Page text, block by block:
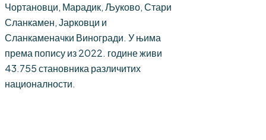
Чортановци, Марадик, Љуково, Стари
Сланкамен, Јарковци и
Сланкаменачки Виногради. У њима
према попису из 2022. године живи
43.755 становника различитих
националности.